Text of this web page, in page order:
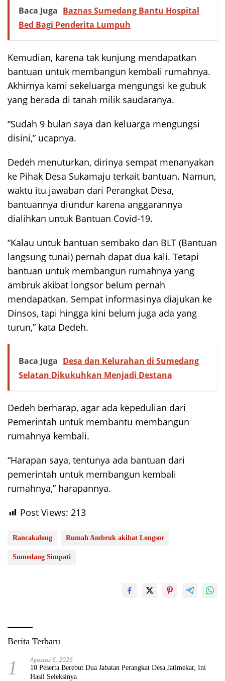
Baca Juga Baznas Sumedang Bantu Hospital
Bed Bagi Penderita Lumpuh
Kemudian, karena tak kunjung mendapatkan
bantuan untuk membangun kembali rumahnya.
Akhirnya kami sekeluarga mengungsi ke gubuk
yang berada di tanah milik saudaranya.
“Sudah 9 bulan saya dan keluarga mengungsi
disini,” ucapnya.
Dedeh menuturkan, dirinya sempat menanyakan
ke Pihak Desa Sukamaju terkait bantuan. Namun,
waktu itu jawaban dari Perangkat Desa,
bantuannya diundur karena anggarannya
dialihkan untuk Bantuan Covid-19.
“Kalau untuk bantuan sembako dan BLT (Bantuan
langsung tunai) pernah dapat dua kali. Tetapi
bantuan untuk membangun rumahnya yang
ambruk akibat longsor belum pernah
mendapatkan. Sempat informasinya diajukan ke
Dinsos, tapi hingga kini belum juga ada yang
turun,” kata Dedeh.
Baca Juga Desa dan Kelurahan di Sumedang
Selatan Dikukuhkan Menjadi Destana
Dedeh berharap, agar ada kepedulian dari
Pemerintah untuk membantu membangun
rumahnya kembali.
“Harapan saya, tentunya ada bantuan dari
pemerintah untuk membangun kembali
rumahnya,” harapannya.
Post Views: 213
Rancakalong Rumah Ambruk akibat Longsor
Sumedang Simpati
Berita Terbaru
1 Agustus 6, 2026
10 Peserta Berebut Dua Jabatan Perangkat Desa Jatimekar, Ini
Hasil Seleksinya